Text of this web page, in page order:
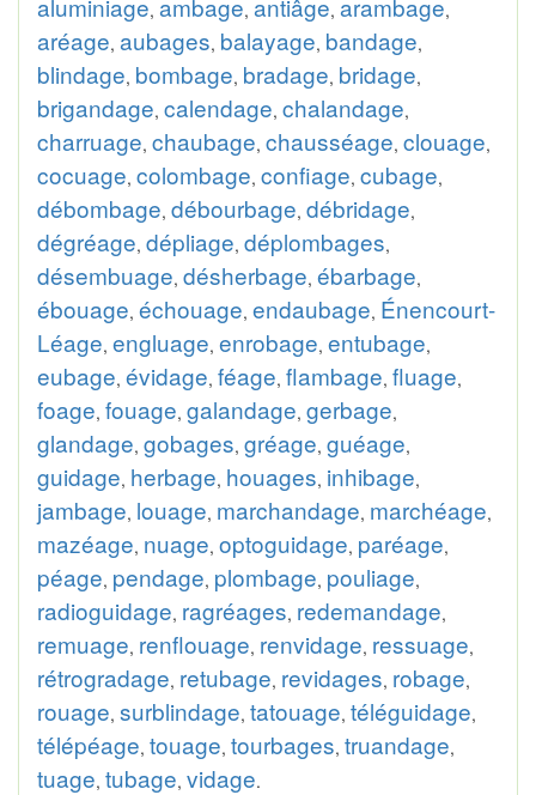
aluminiage, ambage, antiâge, arambage,
aréage, aubages, balayage, bandage,
blindage, bombage, bradage, bridage,
brigandage, calendage, chalandage,
charruage, chaubage, chausséage, clouage,
cocuage, colombage, confiage, cubage,
débombage, débourbage, débridage,
dégréage, dépliage, déplombages,
désembuage, désherbage, ébarbage,
ébouage, échouage, endaubage, Énencourt-
Léage, engluage, enrobage, entubage,
eubage, évidage, féage, flambage, fluage,
foage, fouage, galandage, gerbage,
glandage, gobages, gréage, guéage,
guidage, herbage, houages, inhibage,
jambage, louage, marchandage, marchéage,
mazéage, nuage, optoguidage, paréage,
péage, pendage, plombage, pouliage,
radioguidage, ragréages, redemandage,
remuage, renflouage, renvidage, ressuage,
rétrogradage, retubage, revidages, robage,
rouage, surblindage, tatouage, téléguidage,
télépéage, touage, tourbages, truandage,
tuage, tubage, vidage.